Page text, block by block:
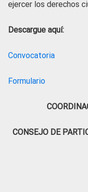
ejercer los derechos
Descargue aquí:
Convocatoria
Formulario
CONSEJO DE